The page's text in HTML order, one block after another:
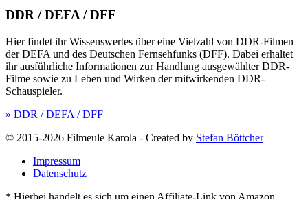
DDR / DEFA / DFF
Hier findet ihr Wissenswertes über eine Vielzahl von DDR-Filmen
der DEFA und des Deutschen Fernsehfunks (DFF). Dabei erhaltet
ihr ausführliche Informationen zur Handlung ausgewählter DDR-
Filme sowie zu Leben und Wirken der mitwirkenden DDR-
Schauspieler.
» DDR / DEFA / DFF
© 2015-2026 Filmeule Karola - Created by Stefan Böttcher
Impressum
Datenschutz
* Hierbei handelt es sich um einen Affiliate-Link von Amazon